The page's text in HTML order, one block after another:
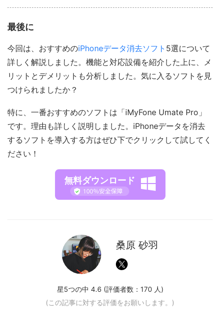
最後に
今回は、おすすめのiPhoneデータ消去ソフト 5選について
詳しく解説しました。機能と対応設備を紹介した上に、メ
リットとデメリットも分析しました。気に入るソフトを見
つけられましたか？
特に、一番おすすめのソフトは「iMyFone Umate Pro」
です。理由も詳しく説明しました。iPhoneデータを消去
するソフトを導入する方はぜひ下でクリックして試してく
ださい！
無料ダウンロード
桑原 砂羽
星5つの中 4.6 (評価者数： 170 人)
(この記事に対する評価をお願いします。)